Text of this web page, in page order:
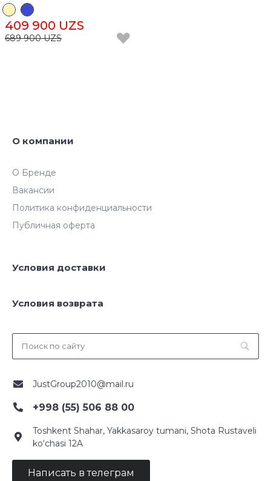
409 900 UZS
689 900 UZS
О компании
О Бренде
Вакансии
Политика конфиденциальности
Публичная оферта
Условия доставки
Условия возврата
JustGroup2010@mail.ru
+998 (55) 506 88 00
Toshkent Shahar, Yakkasaroy tumani, Shota Rustaveli
ko‘chasi 12A
Написать в телеграм